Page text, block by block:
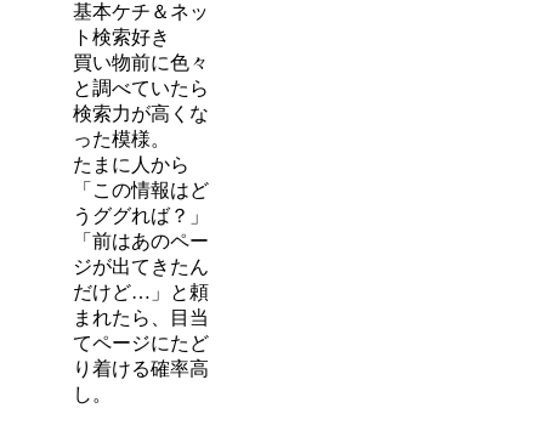
基本ケチ＆ネッ
ト検索好き
買い物前に色々
と調べていたら
検索力が高くな
った模様。
たまに人から
「この情報はど
うググれば？」
「前はあのペー
ジが出てきたん
だけど…」と頼
まれたら、目当
てページにたど
り着ける確率高
し。